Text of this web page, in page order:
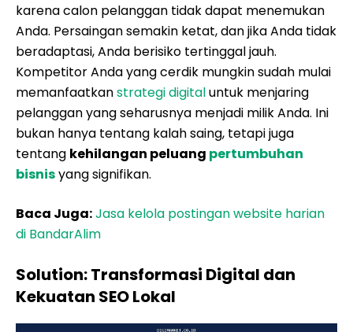
karena calon pelanggan tidak dapat menemukan
Anda. Persaingan semakin ketat, dan jika Anda tidak
beradaptasi, Anda berisiko tertinggal jauh.
Kompetitor Anda yang cerdik mungkin sudah mulai
memanfaatkanstrategi digitaluntuk menjaring
pelanggan yang seharusnya menjadi milik Anda. Ini
bukan hanya tentang kalah saing, tetapi juga
tentang kehilangan peluang pertumbuhan
bisnisyang signifikan.
Baca Juga:Jasa kelola postingan website harian
di BandarAlim
Solution: Transformasi Digital dan
Kekuatan SEO Lokal